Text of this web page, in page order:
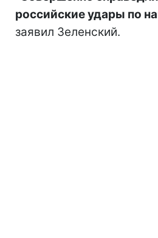
российские удары по
заявил Зеленский.